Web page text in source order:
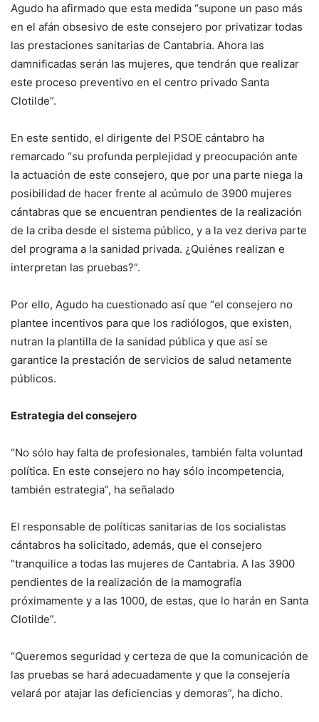
Agudo ha afirmado que esta medida “supone un paso más
en el afán obsesivo de este consejero por privatizar todas
las prestaciones sanitarias de Cantabria. Ahora las
damnificadas serán las mujeres, que tendrán que realizar
este proceso preventivo en el centro privado Santa
Clotilde”.
En este sentido, el dirigente del PSOE cántabro ha
remarcado “su profunda perplejidad y preocupación ante
la actuación de este consejero, que por una parte niega la
posibilidad de hacer frente al acúmulo de 3900 mujeres
cántabras que se encuentran pendientes de la realización
de la criba desde el sistema público, y a la vez deriva parte
del programa a la sanidad privada. ¿Quiénes realizan e
interpretan las pruebas?”.
Por ello, Agudo ha cuestionado así que “el consejero no
plantee incentivos para que los radiólogos, que existen,
nutran la plantilla de la sanidad pública y que así se
garantice la prestación de servicios de salud netamente
públicos.
Estrategia del consejero
“No sólo hay falta de profesionales, también falta voluntad
política. En este consejero no hay sólo incompetencia,
también estrategia”, ha señalado
El responsable de políticas sanitarias de los socialistas
cántabros ha solicitado, además, que el consejero
“tranquilice a todas las mujeres de Cantabria. A las 3900
pendientes de la realización de la mamografía
próximamente y a las 1000, de estas, que lo harán en Santa
Clotilde”.
“Queremos seguridad y certeza de que la comunicación de
las pruebas se hará adecuadamente y que la consejería
velará por atajar las deficiencias y demoras”, ha dicho.